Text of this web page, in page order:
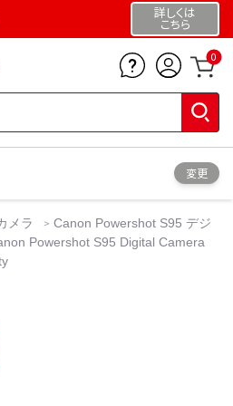
詳しくは
こちら
0
変更
メラ
Canon Powershot S95 デジ
Powershot S95 Digital Camera